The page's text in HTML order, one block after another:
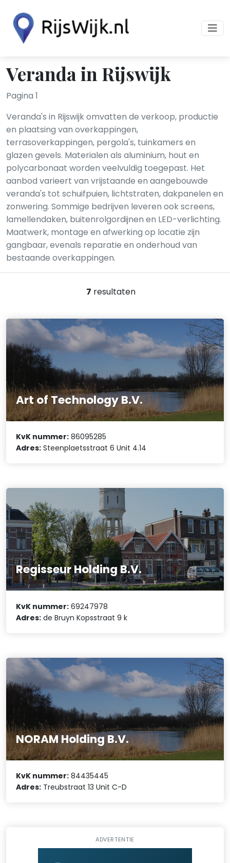
Veranda in Rijswijk
Pagina 1
Veranda's in Rijswijk omvatten de verkoop, productie
en plaatsing van overkappingen,
terrasoverkappingen, pergola's, tuinkamers en
glazen gevels. Materialen als aluminium, hout en
polycarbonaat worden veelvuldig toegepast. Het
aanbod varieert van vrijstaande en aangebouwde
veranda's tot schuifpuien, lichtstraten, dakpanelen en
zonwering. Sommige bedrijven leveren ook screens,
lamellendaken, buitenrolgordijnen en LED-verlichting.
Maatwerk, montage en afwerking op locatie zijn
gangbaar, evenals reparatie en onderhoud van
bestaande overkappingen.
7 resultaten
Art of Technology B.V.
KvK nummer: 86095285
Adres: Steenplaetsstraat 6 Unit 4.14
Regisseur Holding B.V.
KvK nummer: 69247978
Adres: de Bruyn Kopsstraat 9 k
NORAM Holding B.V.
KvK nummer: 84435445
Adres: Treubstraat 13 Unit C-D
ADVERTENTIE